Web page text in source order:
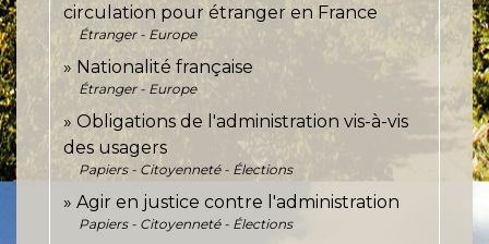
circulation pour étranger en France
Étranger - Europe
Nationalité française
Étranger - Europe
Obligations de l'administration vis-à-vis
des usagers
Papiers - Citoyenneté - Élections
Agir en justice contre l'administration
Papiers - Citoyenneté - Élections